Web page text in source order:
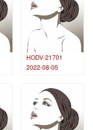
HODV-21701
2022-08-05